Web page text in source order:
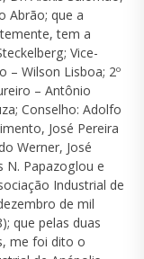
Abrão; que a
tem a
Vice-
– Wilson Lisboa; 2º
– Antônio
Conselho: Adolfo
José Pereira
Werner, José
N. Papazoglou e
Industrial de
de mil
que pelas duas
me foi dito o